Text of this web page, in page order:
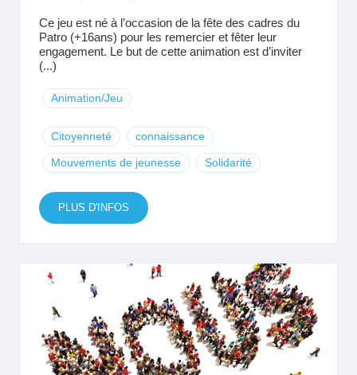
Ce jeu est né à l’occasion de la fête des cadres du
Patro (+16ans) pour les remercier et fêter leur
engagement. Le but de cette animation est d’inviter
(...)
Animation/Jeu
Citoyenneté connaissance
Mouvements de jeunesse Solidarité
PLUS D'INFOS